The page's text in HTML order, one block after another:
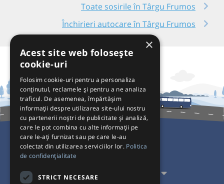
Toate sosirile în Târgu Frumos
Închirieri autocare în Târgu Frumos
Pentru Călători
Pentru Transportatori
×
Acest site web folosește
cookie-uri
Folosim cookie-uri pentru a personaliza
conținutul, reclamele și pentru a ne analiza
traficul. De asemenea, împărtășim
informații despre utilizarea site-ului nostru
cu partenerii noștri de publicitate și analiză,
care le pot combina cu alte informații pe
care le-ați furnizat sau pe care le-au
colectat din utilizarea serviciilor lor. Politica
de confidențialitate
STRICT NECESARE